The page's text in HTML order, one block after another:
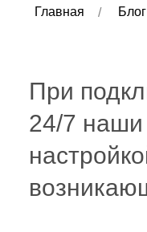
Главная / Блог
При
24/7 наши